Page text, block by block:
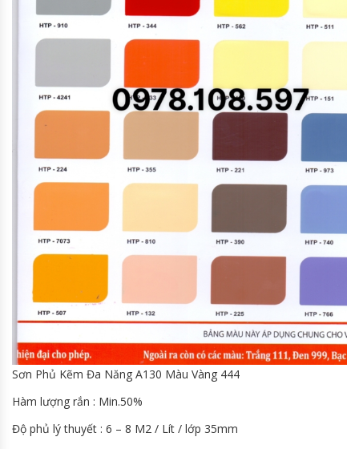
Sơn Phủ Kẽm Đa Năng A130 Màu Vàng 444
Hàm lượng rắn : Min.50%
Độ phủ lý thuyết : 6 – 8 M2 / Lít / lớp 35mm